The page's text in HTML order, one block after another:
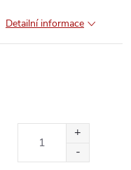
Detailní informace